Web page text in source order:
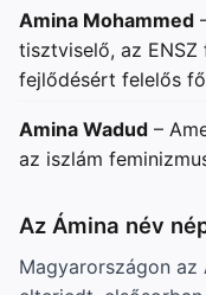
Amina Mohammed
tisztviselő, az
fejlődésért felelős
Amina Wadud –
az iszlám
Az Ámina név
Magyarországon az